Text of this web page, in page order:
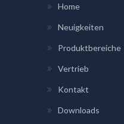
Home
Neuigkeiten
Produktbereiche
Vertrieb
Kontakt
Downloads